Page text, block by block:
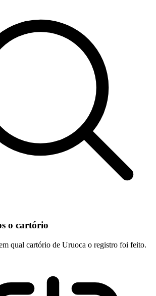
o cartório
qual cartório de Uruoca o registro foi feito.